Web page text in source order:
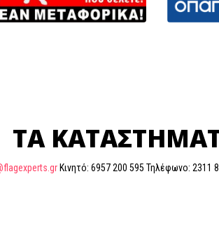
ΤΑ
Κινητό: 6957 200 595 Τηλέφωνο: 2311